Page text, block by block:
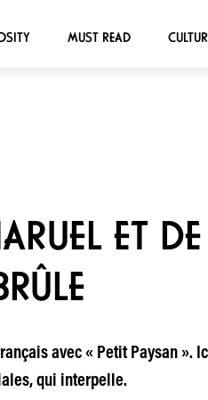
MUST READ
ET
avec « Petit Paysan ».
qui interpelle.